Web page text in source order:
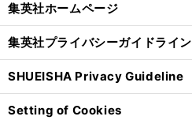
集英社ホームページ
集英社プライバシーガイドライン
SHUEISHA Privacy Guideline
Setting of Cookies